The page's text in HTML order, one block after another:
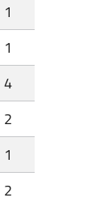
1
1
4
2
1
2